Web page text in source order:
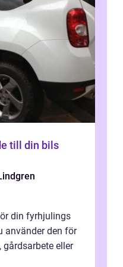
till din bils
din fyrhjulings
använder den för
eller